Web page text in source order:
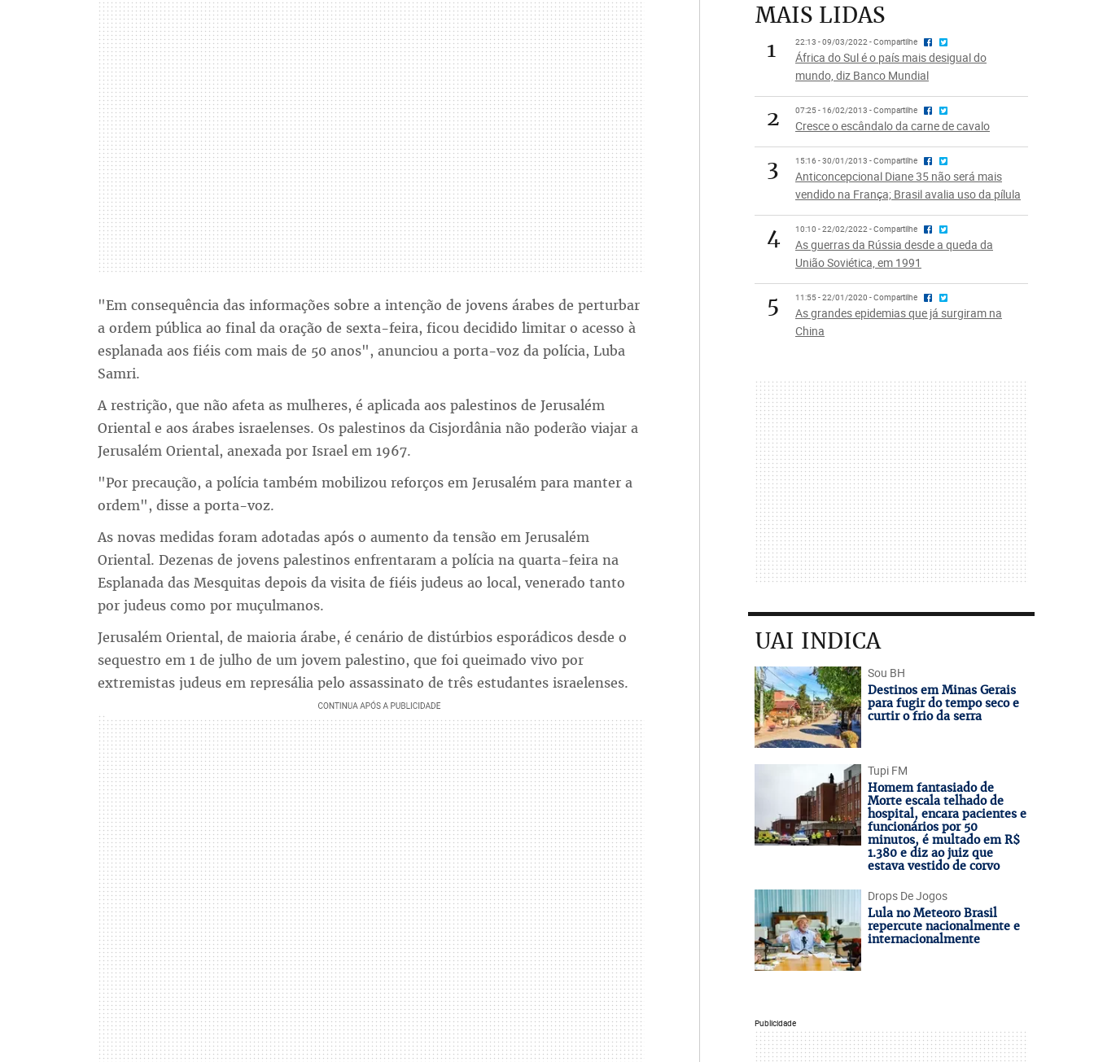
"Em consequência das informações sobre a intenção de jovens árabes de perturbar
a ordem pública ao final da oração de sexta-feira, ficou decidido limitar o acesso à
esplanada aos fiéis com mais de 50 anos", anunciou a porta-voz da polícia, Luba
Samri.
A restrição, que não afeta as mulheres, é aplicada aos palestinos de Jerusalém
Oriental e aos árabes israelenses. Os palestinos da Cisjordânia não poderão viajar a
Jerusalém Oriental, anexada por Israel em 1967.
"Por precaução, a polícia também mobilizou reforços em Jerusalém para manter a
ordem", disse a porta-voz.
As novas medidas foram adotadas após o aumento da tensão em Jerusalém
Oriental. Dezenas de jovens palestinos enfrentaram a polícia na quarta-feira na
Esplanada das Mesquitas depois da visita de fiéis judeus ao local, venerado tanto
por judeus como por muçulmanos.
Jerusalém Oriental, de maioria árabe, é cenário de distúrbios esporádicos desde o
sequestro em 1 de julho de um jovem palestino, que foi queimado vivo por
extremistas judeus em represália pelo assassinato de três estudantes israelenses.
MAIS LIDAS
1
22:13 - 09/03/2022 - Compartilhe
África do Sul é o país mais desigual do
mundo, diz Banco Mundial
2 07:25 - 16/02/2013 - Compartilhe
Cresce o escândalo da carne de cavalo
3 15:16 - 30/01/2013 - Compartilhe
Anticoncepcional Diane 35 não será mais
vendido na França; Brasil avalia uso da pílula
4 10:10 - 22/02/2022 - Compartilhe
As guerras da Rússia desde a queda da
União Soviética, em 1991
5 11:55 - 22/01/2020 - Compartilhe
As grandes epidemias que já surgiram na
China
UAI INDICA
Sou BH
Destinos em Minas Gerais
para fugir do tempo seco e
curtir o frio da serra
Tupi FM
Homem fantasiado de
Morte escala telhado de
hospital, encara pacientes e
funcionários por 50
minutos, é multado em R$
1.380 e diz ao juiz que
estava vestido de corvo
Drops De Jogos
Lula no Meteoro Brasil
repercute nacionalmente e
internacionalmente
Publicidade